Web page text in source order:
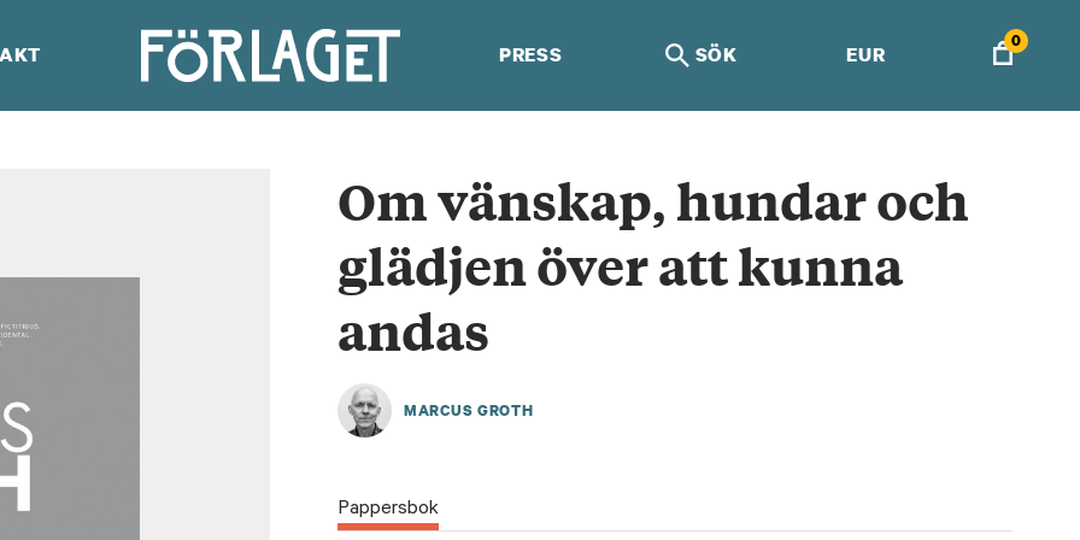
PRESS SÖK EUR
0
Om vänskap, hundar och
glädjen över att kunna
andas
MARCUS GROTH
Pappersbok